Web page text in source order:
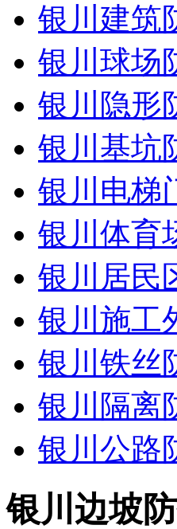
银川建筑
银川球场
银川隐形
银川基坑
银川电梯
银川体育
银川居民
银川施工
银川铁丝
银川隔离
银川公路
银川边坡